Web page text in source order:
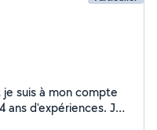
ans d'expériences. Je